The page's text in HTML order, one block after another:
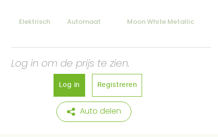
Elektrisch Automaat Moon White Metallic
Log in om de prijs te zien.
Log in Registreren
Auto delen